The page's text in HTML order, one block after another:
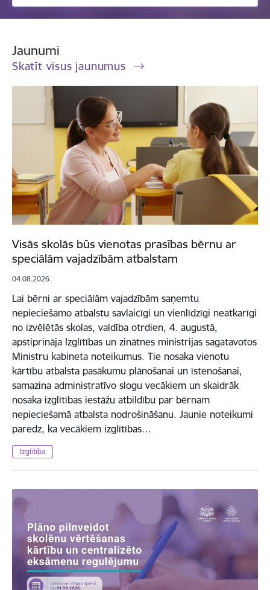
Jaunumi
Skatīt visus jaunumus
Visās skolās būs vienotas prasības bērnu ar
speciālām vajadzībām atbalstam
04.08.2026.
Lai bērni ar speciālām vajadzībām saņemtu
nepieciešamo atbalstu savlaicīgi un vienlīdzīgi neatkarīgi
no izvēlētās skolas, valdība otrdien, 4. augustā,
apstiprināja Izglītības un zinātnes ministrijas sagatavotos
Ministru kabineta noteikumus. Tie nosaka vienotu
kārtību atbalsta pasākumu plānošanai un īstenošanai,
samazina administratīvo slogu vecākiem un skaidrāk
nosaka izglītības iestāžu atbildību par bērnam
nepieciešamā atbalsta nodrošināšanu. Jaunie noteikumi
paredz, ka vecākiem izglītības…
Izglītība